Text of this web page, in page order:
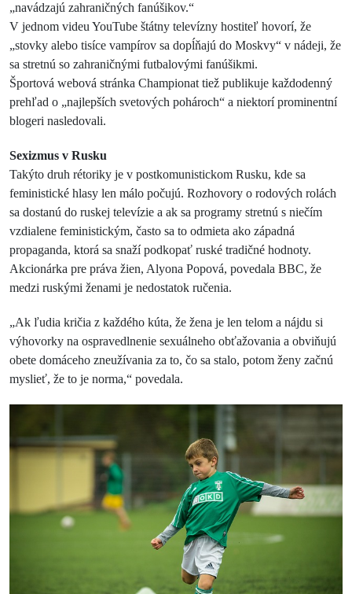
„navádzajú zahraničných fanúšikov.“
V jednom videu YouTube štátny televízny hostiteľ hovorí, že
„stovky alebo tisíce vampírov sa dopĺňajú do Moskvy“ v nádeji, že
sa stretnú so zahraničnými futbalovými fanúšikmi.
Športová webová stránka Championat tiež publikuje každodenný
prehľad o „najlepších svetových pohároch“ a niektorí prominentní
blogeri nasledovali.
Sexizmus v Rusku
Takýto druh rétoriky je v postkomunistickom Rusku, kde sa
feministické hlasy len málo počujú. Rozhovory o rodových rolách
sa dostanú do ruskej televízie a ak sa programy stretnú s niečím
vzdialene feministickým, často sa to odmieta ako západná
propaganda, ktorá sa snaží podkopať ruské tradičné hodnoty.
Akcionárka pre práva žien, Alyona Popová, povedala BBC, že
medzi ruskými ženami je nedostatok ručenia.
„Ak ľudia kričia z každého kúta, že žena je len telom a nájdu si
výhovorky na ospravedlnenie sexuálneho obťažovania a obviňujú
obete domáceho zneužívania za to, čo sa stalo, potom ženy začnú
myslieť, že to je norma,“ povedala.